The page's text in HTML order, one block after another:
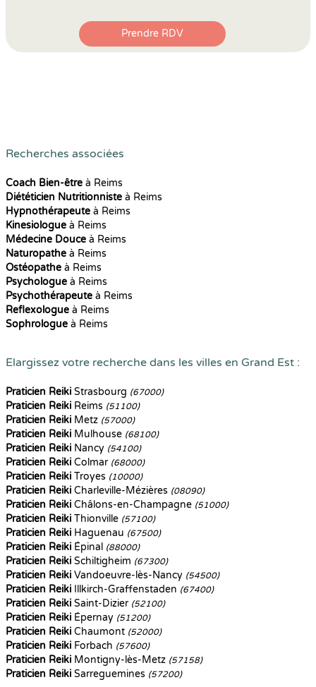
Prendre RDV
Recherches associées
Coach Bien-être à Reims
Diététicien Nutritionniste à Reims
Hypnothérapeute à Reims
Kinesiologue à Reims
Médecine Douce à Reims
Naturopathe à Reims
Ostéopathe à Reims
Psychologue à Reims
Psychothérapeute à Reims
Reflexologue à Reims
Sophrologue à Reims
Elargissez votre recherche dans les villes en Grand Est :
Praticien Reiki Strasbourg (67000)
Praticien Reiki Reims (51100)
Praticien Reiki Metz (57000)
Praticien Reiki Mulhouse (68100)
Praticien Reiki Nancy (54100)
Praticien Reiki Colmar (68000)
Praticien Reiki Troyes (10000)
Praticien Reiki Charleville-Mézières (08090)
Praticien Reiki Châlons-en-Champagne (51000)
Praticien Reiki Thionville (57100)
Praticien Reiki Haguenau (67500)
Praticien Reiki Épinal (88000)
Praticien Reiki Schiltigheim (67300)
Praticien Reiki Vandoeuvre-lès-Nancy (54500)
Praticien Reiki Illkirch-Graffenstaden (67400)
Praticien Reiki Saint-Dizier (52100)
Praticien Reiki Épernay (51200)
Praticien Reiki Chaumont (52000)
Praticien Reiki Forbach (57600)
Praticien Reiki Montigny-lès-Metz (57158)
Praticien Reiki Sarreguemines (57200)